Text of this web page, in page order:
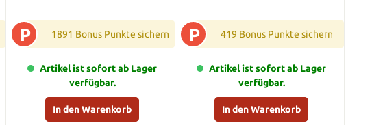
P 1891 Bonus Punkte sichern
Artikel ist sofort ab Lager
verfügbar.
In den Warenkorb
P 419 Bonus Punkte sichern
Artikel ist sofort ab Lager
verfügbar.
In den Warenkorb